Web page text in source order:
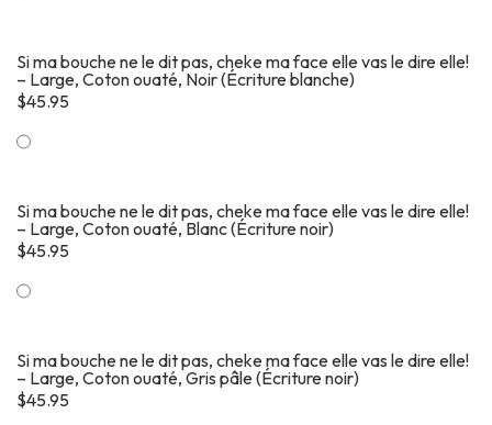
Si ma bouche ne le dit pas, cheke ma face elle vas le dire elle!
– Large, Coton ouaté, Noir (Écriture blanche)
$45.95
Si ma bouche ne le dit pas, cheke ma face elle vas le dire elle!
– Large, Coton ouaté, Blanc (Écriture noir)
$45.95
Si ma bouche ne le dit pas, cheke ma face elle vas le dire elle!
– Large, Coton ouaté, Gris pâle (Écriture noir)
$45.95